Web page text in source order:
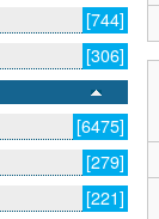
[744]
[306]
[6475]
[279]
[221]